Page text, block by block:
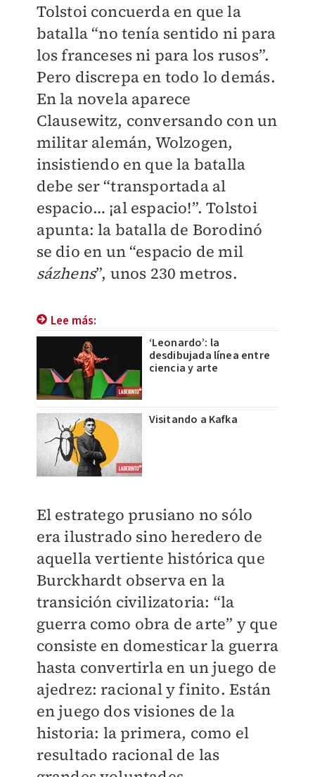
Tolstoi concuerda en que la
batalla “no tenía sentido ni para
los franceses ni para los rusos”.
Pero discrepa en todo lo demás.
En la novela aparece
Clausewitz, conversando con un
militar alemán, Wolzogen,
insistiendo en que la batalla
debe ser “transportada al
espacio… ¡al espacio!”. Tolstoi
apunta: la batalla de Borodinó
se dio en un “espacio de mil
sázhens”, unos 230 metros.
Lee más:
‘Leonardo’: la
desdibujada línea entre
ciencia y arte
Visitando a Kafka
El estratego prusiano no sólo
era ilustrado sino heredero de
aquella vertiente histórica que
Burckhardt observa en la
transición civilizatoria: “la
guerra como obra de arte” y que
consiste en domesticar la guerra
hasta convertirla en un juego de
ajedrez: racional y finito. Están
en juego dos visiones de la
historia: la primera, como el
resultado racional de las